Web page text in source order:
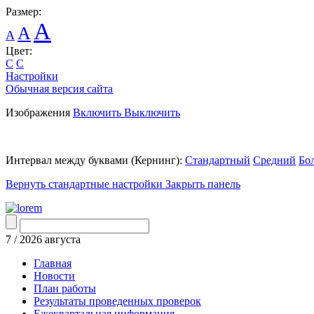
Размер:
A A A
Цвет:
C C
Настройки
Обычная версия сайта
Изображения Включить Выключить
Интервал между буквами (Кернинг): Стандартный Средний
Вернуть стандартные настройки Закрыть панель
7 / 2026 августа
Главная
Новости
План работы
Результаты проведенных проверок